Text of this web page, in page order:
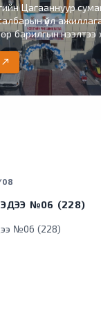
Цагааннуур
үйл
барилгын нээлтээ
north_east
№06 (228)
№06 (228)